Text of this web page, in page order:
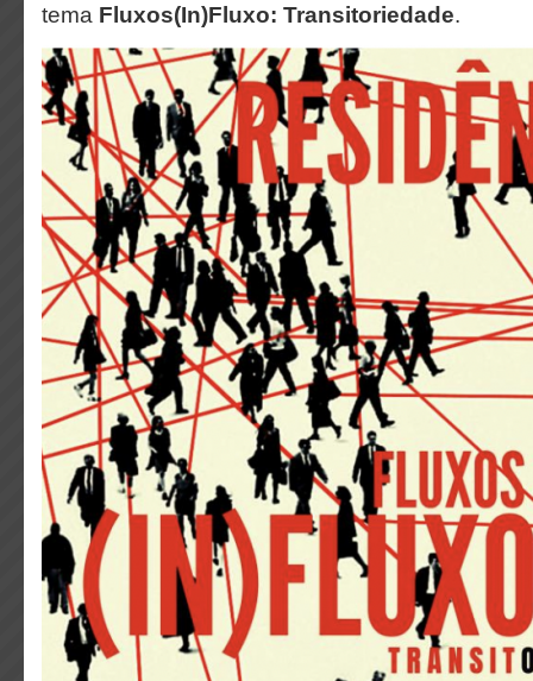
tema Fluxos(In)Fluxo: Transitoriedade.